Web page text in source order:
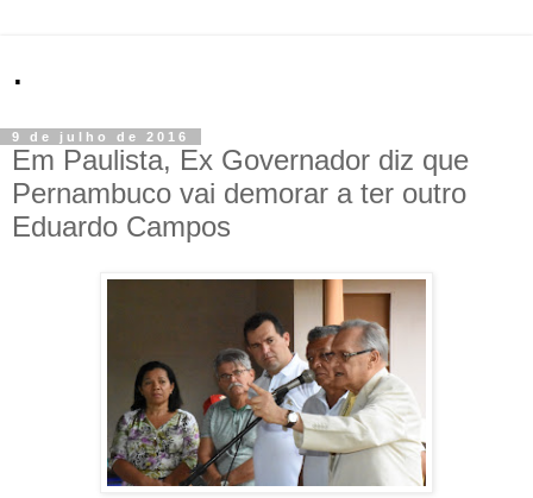
.
9 de julho de 2016
Em Paulista, Ex Governador diz que
Pernambuco vai demorar a ter outro
Eduardo Campos